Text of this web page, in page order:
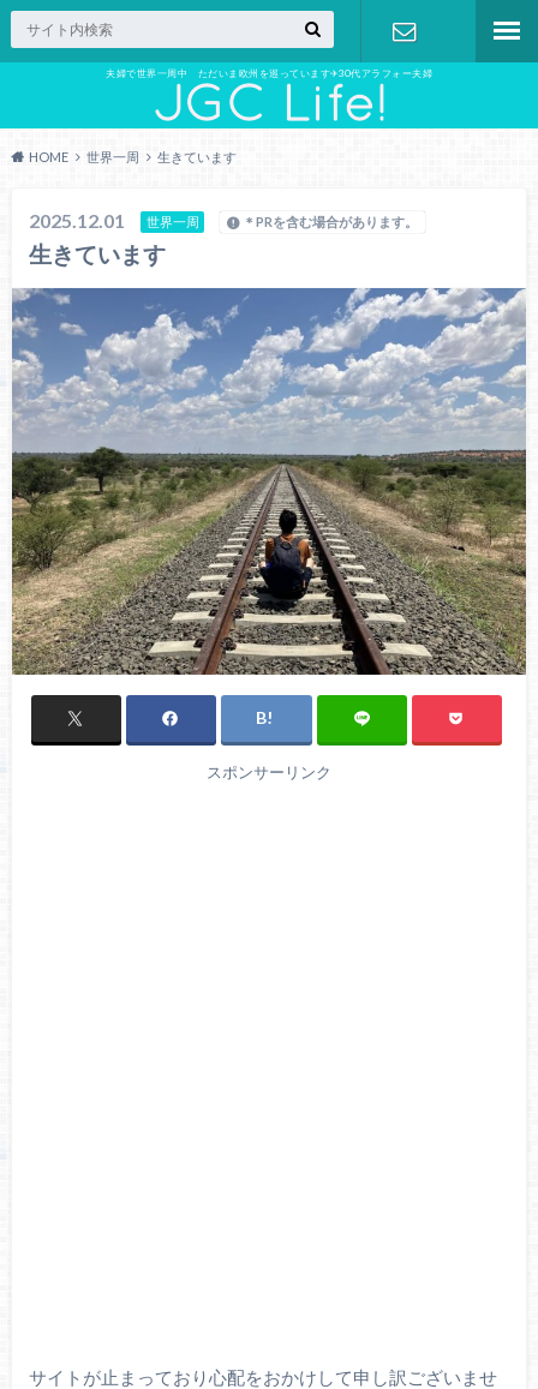
夫婦で世界一周中 ただいま欧州を巡っています✈︎30代アラフォー夫婦
お問い合わ
HOME 世界一周 生きています
2025.12.01 世界一周 ＊PRを含む場合があります。
生きています
スポンサーリンク
サイトが止まっており心配をおかけして申し訳ございませ